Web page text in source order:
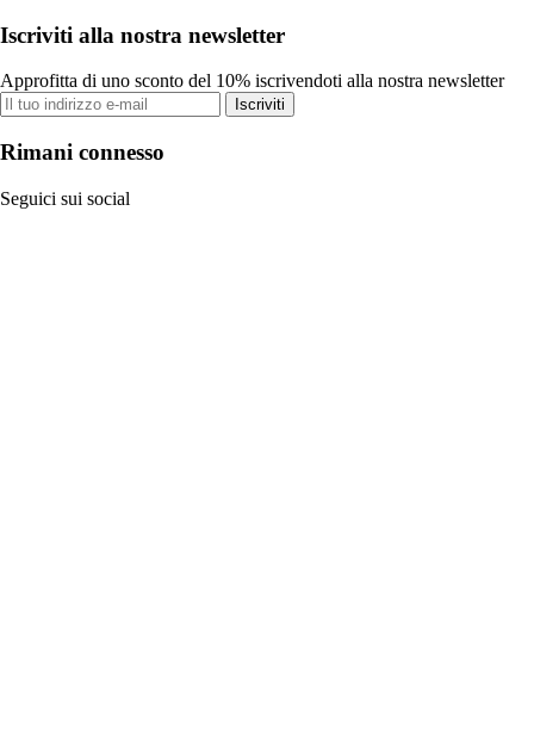
Iscriviti alla nostra newsletter
Approfitta di uno sconto del 10% iscrivendoti alla nostra newsletter
Iscriviti
Rimani connesso
Seguici sui social